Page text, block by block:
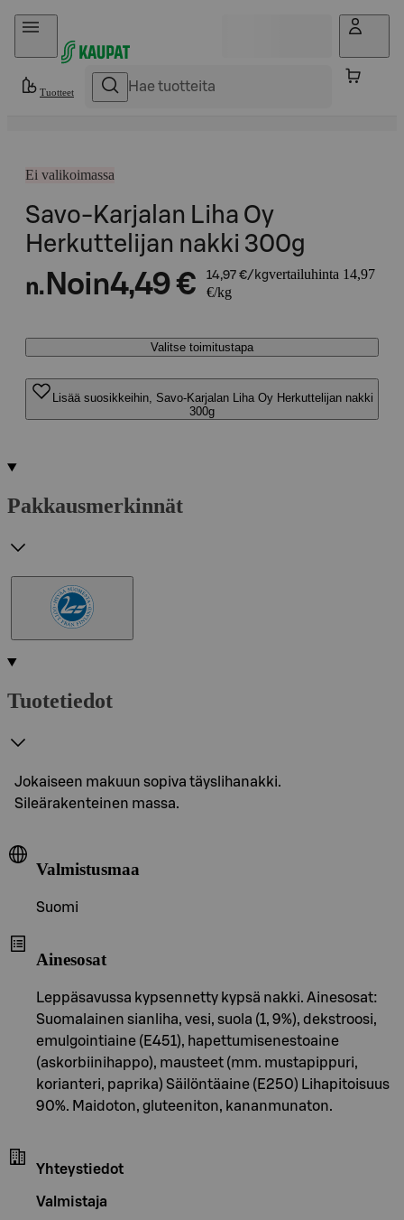
Hyppää sisältöön
Tuotteet
Ei valikoimassa
Savo-Karjalan Liha Oy
Herkuttelijan nakki 300g
n. Noin4,49 € 14,97 €/kgvertailuhinta 14,97
€/kg
Valitse toimitustapa
Lisää suosikkeihin, Savo-Karjalan Liha Oy Herkuttelijan nakki
300g
Pakkausmerkinnät
Tuotetiedot
Jokaiseen makuun sopiva täyslihanakki.
Sileärakenteinen massa.
Valmistusmaa
Suomi
Ainesosat
Leppäsavussa kypsennetty kypsä nakki. Ainesosat:
Suomalainen sianliha, vesi, suola (1, 9%), dekstroosi,
emulgointiaine (E451), hapettumisenestoaine
(askorbiinihappo), mausteet (mm. mustapippuri,
korianteri, paprika) Säilöntäaine (E250) Lihapitoisuus
90%. Maidoton, gluteeniton, kananmunaton.
Yhteystiedot
Valmistaja